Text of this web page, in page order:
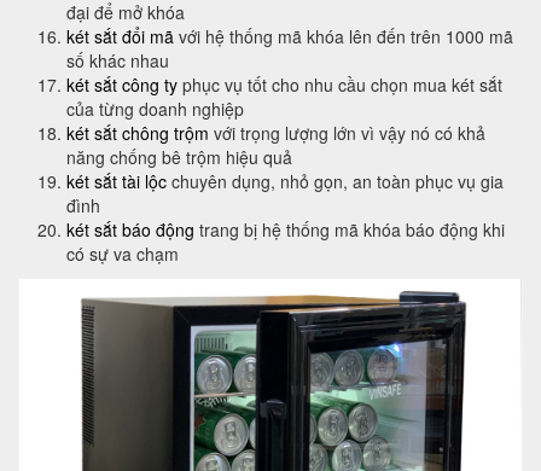
đại để mở khóa
két sắt đổi mã với hệ thống mã khóa lên đến trên 1000 mã
số khác nhau
két sắt công ty phục vụ tốt cho nhu cầu chọn mua két sắt
của từng doanh nghiệp
két sắt chông trộm với trọng lượng lớn vì vậy nó có khả
năng chống bê trộm hiệu quả
két sắt tài lộc chuyên dụng, nhỏ gọn, an toàn phục vụ gia
đình
két sắt báo động trang bị hệ thống mã khóa báo động khi
có sự va chạm